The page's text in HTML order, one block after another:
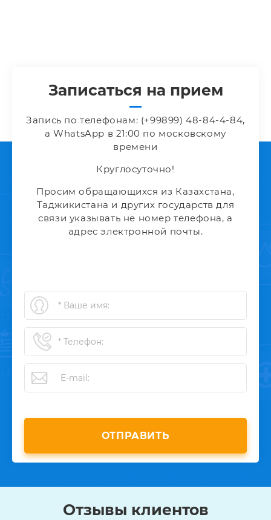
Записаться на прием
Запись по телефонам: (+99899) 48-84-4-84,
а WhatsApp в 21:00 по московскому
времени
Круглосуточно!
Просим обращающихся из Казахстана,
Таджикистана и других государств для
связи указывать не номер телефона, а
адрес электронной почты.
ОТПРАВИТЬ
Отзывы клиентов